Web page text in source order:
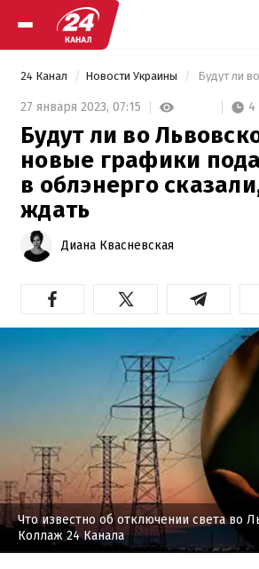
24 Канал Новости Украины
27 января 2023, 07:15 4
Будут ли во
новые графики
в облэнерго
ждать
Диана Квасневская
Что известно об отключении света во
Коллаж 24 Канала